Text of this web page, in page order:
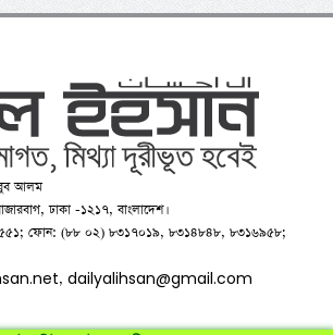
আলম
ঢাকা -১২১৭, বাংলাদেশ।
ফোন: (৮৮ ০২) ৮৩১৭০১৯, ৮৩১৪৮৪৮, ৮৩১৬৯৫৮;
,dailyalihsan@gmail.com